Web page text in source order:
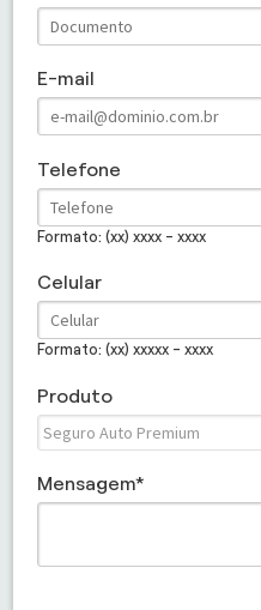
E-mail
Telefone
Formato: (xx) xxxx - xxxx
Celular
Formato: (xx) xxxxx - xxxx
Produto
Mensagem